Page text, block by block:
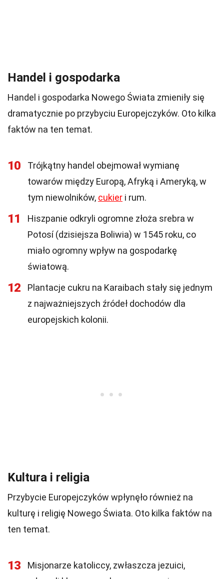
Handel i gospodarka
Handel i gospodarka Nowego Świata zmieniły się
dramatycznie po przybyciu Europejczyków. Oto kilka
faktów na ten temat.
10
Trójkątny handel obejmował wymianę
towarów między Europą, Afryką i Ameryką, w
tym niewolników, cukier i rum.
11
Hiszpanie odkryli ogromne złoża srebra w
Potosí (dzisiejsza Boliwia) w 1545 roku, co
miało ogromny wpływ na gospodarkę
światową.
12
Plantacje cukru na Karaibach stały się jednym
z najważniejszych źródeł dochodów dla
europejskich kolonii.
Kultura i religia
Przybycie Europejczyków wpłynęło również na
kulturę i religię Nowego Świata. Oto kilka faktów na
ten temat.
13
Misjonarze katoliccy, zwłaszcza jezuici,